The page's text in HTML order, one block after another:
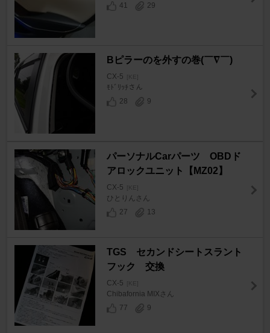
41
29
Bピラーのを外すの巻(￣∇￣)
CX-5 [KE]
ﾓﾄﾞﾘｯﾁさん
28
9
パーソナルCarパーツ OBDド
アロックユニット【MZ02】
CX-5 [KE]
ひとりんさん
27
13
TGS セカンドシートスラント
フック 交換
CX-5 [KE]
Chibafornia MIXさん
77
9